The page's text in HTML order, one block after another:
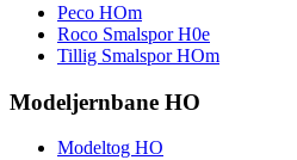
Peco HOm
Roco Smalspor H0e
Tillig Smalspor HOm
Modeljernbane HO
Modeltog HO